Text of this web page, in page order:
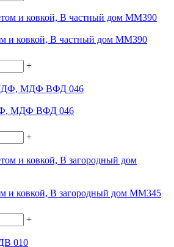
и ковкой, В частный дом ММ390
+
МДФ ВФД 046
+
и ковкой, В загородный дом ММ345
+